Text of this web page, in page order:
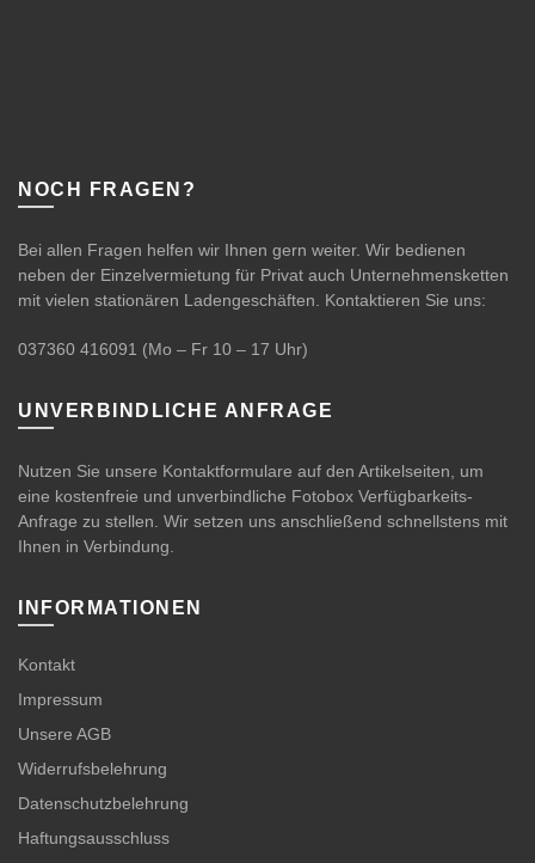
NOCH FRAGEN?
Bei allen Fragen helfen wir Ihnen gern weiter. Wir bedienen
neben der Einzelvermietung für Privat auch Unternehmensketten
mit vielen stationären Ladengeschäften. Kontaktieren Sie uns:
037360 416091 (Mo – Fr 10 – 17 Uhr)
UNVERBINDLICHE ANFRAGE
Nutzen Sie unsere Kontaktformulare auf den Artikelseiten, um
eine kostenfreie und unverbindliche Fotobox Verfügbarkeits-
Anfrage zu stellen. Wir setzen uns anschließend schnellstens mit
Ihnen in Verbindung.
INFORMATIONEN
Kontakt
Impressum
Unsere AGB
Widerrufsbelehrung
Datenschutzbelehrung
Haftungsausschluss